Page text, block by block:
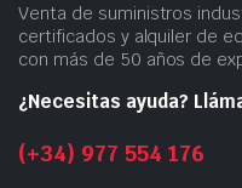
Venta de suministros
certificados y alquiler de
con más de 50 años de
¿Necesitas ayuda?
(+34) 977 554 176